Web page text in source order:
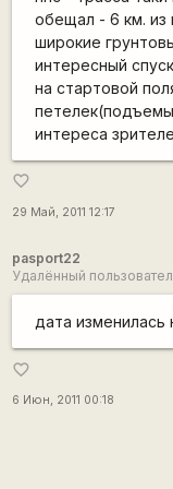
обещал - 6 км. из
широкие
интересный
на стартовой
интереса
favorite_border
29 Май, 2011 12:17
pasport22
Удалённый
дата изменилась
favorite_border
6 Июн, 2011 00:18